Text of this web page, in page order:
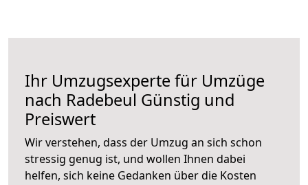
Ihr Umzugsexperte für Umzüge
nach Radebeul Günstig und
Preiswert
Wir verstehen, dass der Umzug an sich schon
stressig genug ist, und wollen Ihnen dabei
helfen, sich keine Gedanken über die Kosten